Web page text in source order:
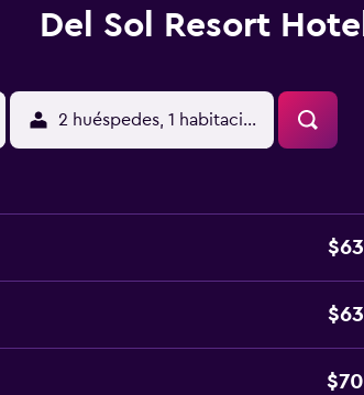
Del Sol Resort Hotel
2 huéspedes, 1 habitación
$63
$63
$70